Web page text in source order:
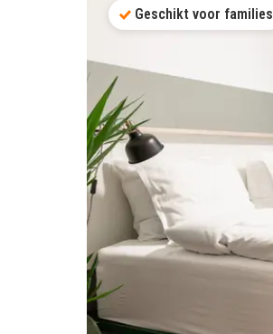
Geschikt voor families